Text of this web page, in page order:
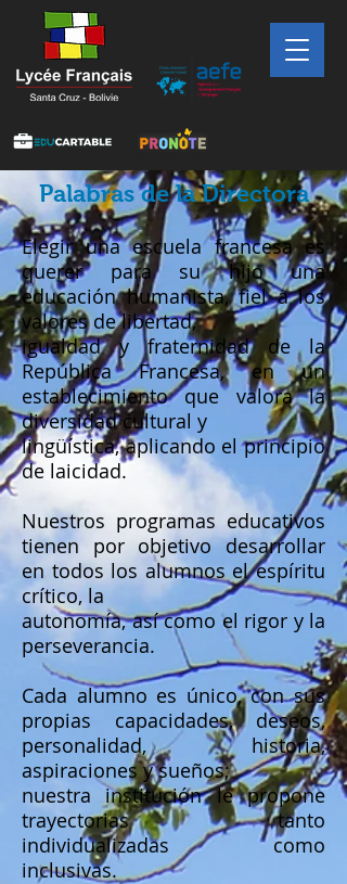
Palabras de la Directora
Elegir una escuela francesa es
querer para su hijo una
educación humanista, fiel a los
valores de libertad,
igualdad y fraternidad de la
República Francesa, en un
establecimiento que valora la
diversidad cultural y
lingüística, aplicando el principio
de laicidad.
Nuestros programas educativos
tienen por objetivo desarrollar
en todos los alumnos el espíritu
crítico, la
autonomía, así como el rigor y la
perseverancia.
Cada alumno es único, con sus
propias capacidades, deseos,
personalidad, historia,
aspiraciones y sueños;
nuestra institución le propone
trayectorias tanto
individualizadas como
inclusivas.